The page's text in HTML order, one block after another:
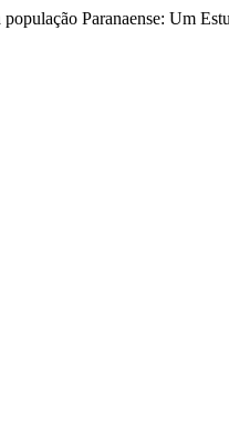
Paranaense: Um